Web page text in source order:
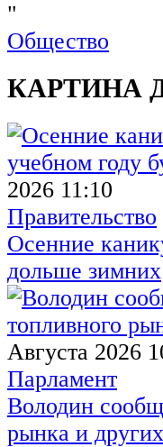
"
Общество
КАРТИНА
2026 11:10
Правительство
Осенние
дольше зимних
Августа 2026
Парламент
Володин
рынка и